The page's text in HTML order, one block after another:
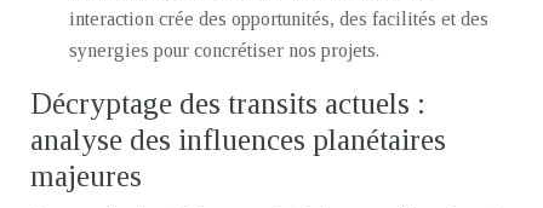
interaction crée des opportunités, des facilités et des
synergies pour concrétiser nos projets.
Décryptage des transits actuels :
analyse des influences planétaires
majeures